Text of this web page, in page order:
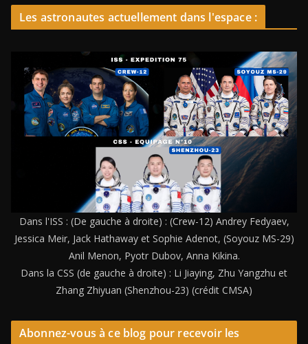
Les astronautes actuellement dans l'espace :
Dans l'ISS : (De gauche à droite) : (Crew-12) Andrey Fedyaev,
Jessica Meir, Jack Hathaway et Sophie Adenot, (Soyouz MS-29)
Anil Menon, Pyotr Dubov, Anna Kikina.
Dans la CSS (de gauche à droite) : Li Jiaying, Zhu Yangzhu et
Zhang Zhiyuan (Shenzhou-23) (crédit CMSA)
Abonnez-vous à ce blog pour recevoir les